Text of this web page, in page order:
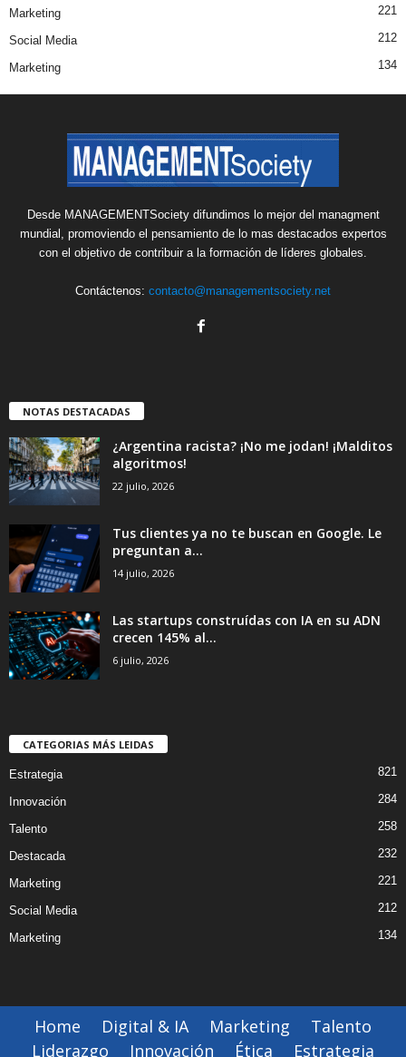
Marketing 221
Social Media 212
Marketing 134
Desde MANAGEMENTSociety difundimos lo mejor del managment
mundial, promoviendo el pensamiento de lo mas destacados expertos
con el objetivo de contribuir a la formación de líderes globales.
Contáctenos: contacto@managementsociety.net
NOTAS DESTACADAS
¿Argentina racista? ¡No me jodan! ¡Malditos
algoritmos!
22 julio, 2026
Tus clientes ya no te buscan en Google. Le
preguntan a...
14 julio, 2026
Las startups construídas con IA en su ADN
crecen 145% al...
6 julio, 2026
CATEGORIAS MÁS LEIDAS
Estrategia 821
Innovación 284
Talento 258
Destacada 232
Marketing 221
Social Media 212
Marketing 134
Home Digital & IA Marketing
Talento
Liderazgo
Innovación Ética Estrategia